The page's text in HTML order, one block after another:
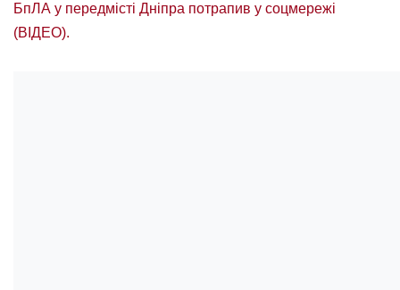
БпЛА у передмісті Дніпра потрапив у соцмережі
(ВІДЕО).